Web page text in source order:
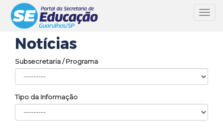
Notícias
Subsecretaria / Programa
Tipo da Informação